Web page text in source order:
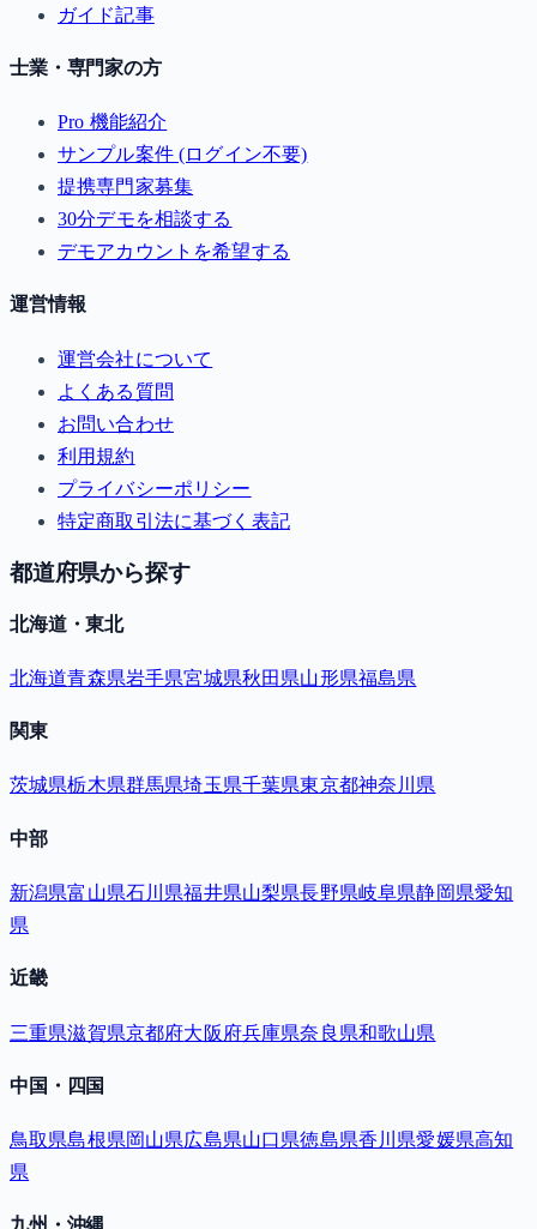
ガイド記事
士業・専門家の方
Pro 機能紹介
サンプル案件 (ログイン不要)
提携専門家募集
30分デモを相談する
デモアカウントを希望する
運営情報
運営会社について
よくある質問
お問い合わせ
利用規約
プライバシーポリシー
特定商取引法に基づく表記
都道府県から探す
北海道・東北
北海道青森県岩手県宮城県秋田県山形県福島県
関東
茨城県栃木県群馬県埼玉県千葉県東京都神奈川県
中部
新潟県富山県石川県福井県山梨県長野県岐阜県静岡県愛知
県
近畿
三重県滋賀県京都府大阪府兵庫県奈良県和歌山県
中国・四国
鳥取県島根県岡山県広島県山口県徳島県香川県愛媛県高知
県